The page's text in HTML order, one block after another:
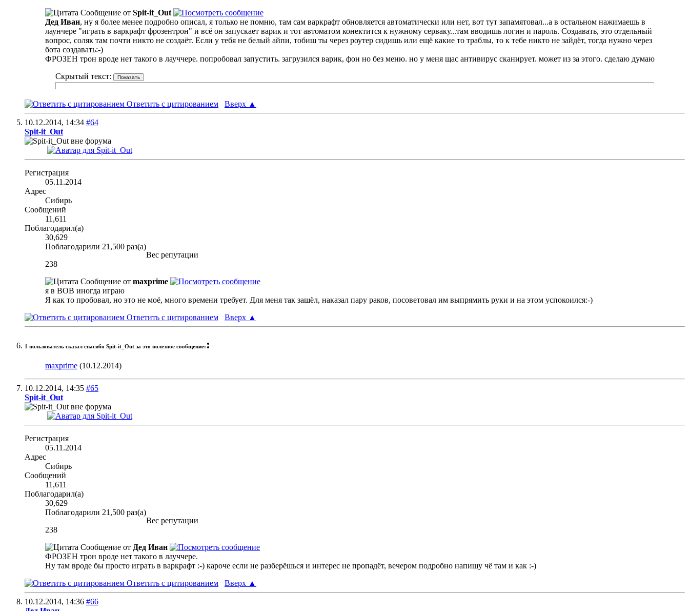
Сообщение от Spit-it_Out
Дед Иван, ну я более менее подробно описал, я только не помню, там сам варкрафт обновляется автоматически или нет, вот тут запамятовал...а в остальном нажимаешь в
лаунчере "играть в варкрафт фрозентрон" и всё он запускает варик и тот автоматом конектится к нужному серваку...там вводишь логин и пароль. Создавать, это отдельный
вопрос, соляк там почти никто не создаёт. Если у тебя не белый айпи, тобиш ты через роутер сидишь или ещё какие то траблы, то к тебе никто не зайдёт, тогда нужно через
бота создавать:-)
ФРОЗЕН трон вроде нет такого в лауччере. попробовал запустить. загрузился варик, фон но без меню. но у меня щас антивирус сканирует. может из за этого. сделаю думаю
Скрытый текст:
Ответить с цитированием Вверх ▲
10.12.2014, 14:34 #64
Spit-it_Out
Регистрация
05.11.2014
Адрес
Сибирь
Сообщений
11,611
Поблагодарил(а)
30,629
Поблагодарили 21,500 раз(а)
Вес репутации
238
Сообщение от maxprime
я в ВОВ иногда играю
Я как то пробовал, но это не моё, много времени требует. Для меня так зашёл, наказал пару раков, посоветовал им выпрямить руки и на этом успокоился:-)
Ответить с цитированием
Вверх ▲
1 пользователь сказал cпасибо Spit-it_Out за это полезное сообщение: :
maxprime (10.12.2014)
10.12.2014, 14:35 #65
Spit-it_Out
Регистрация
05.11.2014
Адрес
Сибирь
Сообщений
11,611
Поблагодарил(а)
30,629
Поблагодарили 21,500 раз(а)
Вес репутации
238
Сообщение от Дед Иван
ФРОЗЕН трон вроде нет такого в лауччере.
Ну там вроде бы просто играть в варкрафт :-) кароче если не разберёшься и интерес не пропадёт, вечером подробно напишу чё там и как :-)
Ответить с цитированием
Вверх ▲
10.12.2014, 14:36 #66